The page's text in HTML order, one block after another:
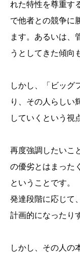
れた特性を尊重す
で他者との競争に
ます。あるいは、
うとしてきた傾向
しかし、「ビッグ
り、その人らしい
していくという視
再度強調したいこ
の優劣とはまった
ということです。
発達段階に応じて
計画的になったり
しかし、その人の